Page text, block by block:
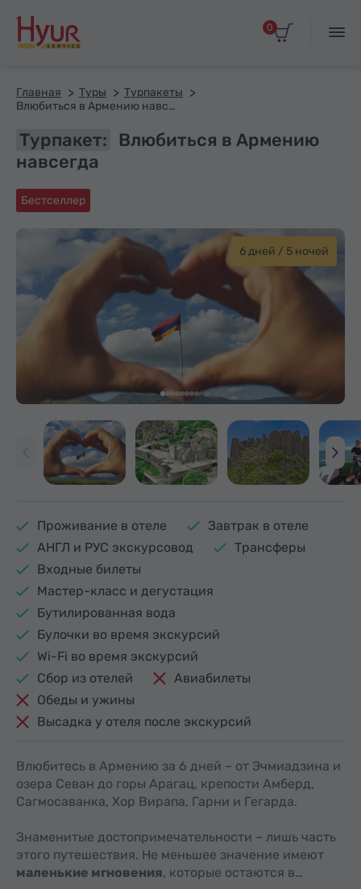
0
Главная Туры
Турпакеты
Влюбиться в Армению навсегда
Турпакет:
Влюбиться в Армению
навсегда
Бестселлер
6 дней / 5 ночей
Проживание в отеле
Завтрак в отеле
АНГЛ и РУС экскурсовод
Трансферы
Входные билеты
Мастер-класс и дегустация
Бутилированная вода
Булочки во время экскурсий
Wi-Fi во время экскурсий
Сбор из отелей
Авиабилеты
Обеды и ужины
Высадка у отеля после экскурсий
Влюбитесь в Армению за 6 дней – от Эчмиадзина и
озера Севан до горы Арагац, крепости Амберд,
Сагмосаванка, Хор Вирапа, Гарни и Гегарда.
Знаменитые достопримечательности – лишь часть
этого путешествия. Не меньшее значение имеют
маленькие мгновения, которые остаются в…